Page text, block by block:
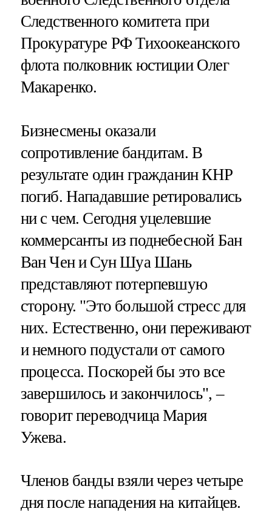
Следственного комитета при
Прокуратуре РФ Тихоокеанского
флота полковник юстиции Олег
Макаренко.
Бизнесмены оказали
сопротивление бандитам. В
результате один гражданин КНР
погиб. Нападавшие ретировались
ни с чем. Сегодня уцелевшие
коммерсанты из поднебесной Бан
Ван Чен и Сун Шуа Шань
представляют потерпевшую
сторону. "Это большой стресс для
них. Естественно, они переживают
и немного подустали от самого
процесса. Поскорей бы это все
завершилось и закончилось", –
говорит переводчица Мария
Ужева.
Членов банды взяли через четыре
дня после нападения на китайцев.